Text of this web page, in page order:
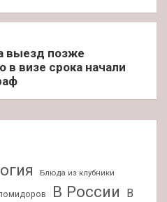
выезд позже
в визе срока начали
Блюда из клубники
В России
В